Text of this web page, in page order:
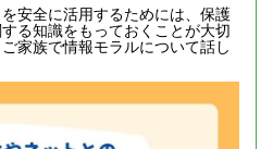
安全に活用するためには、保護
る知識をもっておくことが大切
家族で情報モラルについて話し